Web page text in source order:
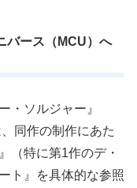
バース（MCU）へ
・ソルジャー』
同作の制作にあた
（特に第1作のデ・
ト』を具体的な参照